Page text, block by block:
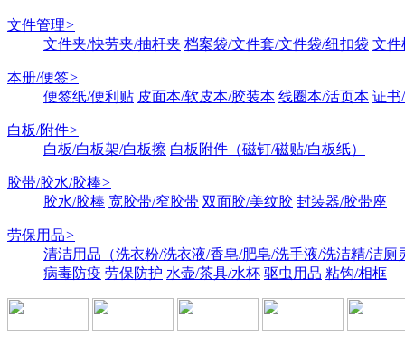
文件管理>
文件夹/快劳夹/抽杆夹 档案袋/文件套/文件袋/纽扣袋 文件
本册/便签>
便签纸/便利贴 皮面本/软皮本/胶装本 线圈本/活页本 证书
白板/附件>
白板/白板架/白板擦 白板附件（磁钉/磁贴/白板纸）
胶带/胶水/胶棒>
胶水/胶棒 宽胶带/窄胶带 双面胶/美纹胶 封装器/胶带座
劳保用品>
清洁用品（洗衣粉/洗衣液/香皂/肥皂/洗手液/洗洁精/洁厕
病毒防疫 劳保防护 水壶/茶具/水杯 驱虫用品 粘钩/相框